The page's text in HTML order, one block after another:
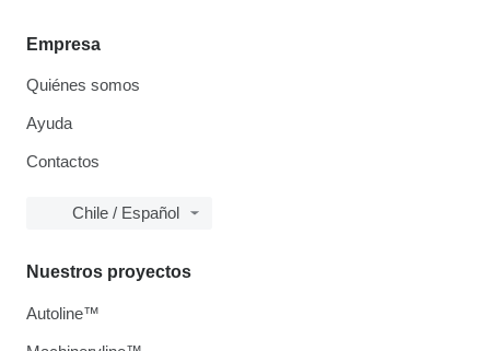
Empresa
Quiénes somos
Ayuda
Contactos
Chile / Español
Nuestros proyectos
Autoline™